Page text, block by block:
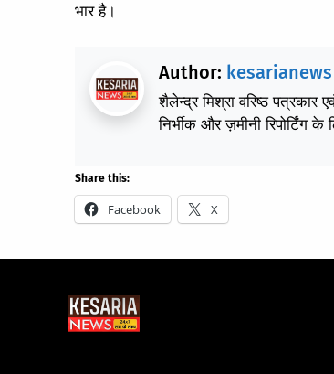
भार है।
Author: kesarianews
शैलेन्द्र मिश्रा वरिष्ठ
निर्भीक और ज़मीनी रिपोर्टिंग
Share this:
Facebook X